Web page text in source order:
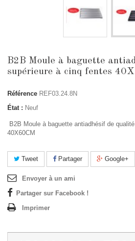
B2B Moule à baguette
supérieure à cinq fentes
Référence REF03.24.8N
État : Neuf
B2B Moule à baguette antiadhésif de
40X60CM
Tweet Partager Google+
Envoyer à un ami
Partager sur Facebook !
Imprimer